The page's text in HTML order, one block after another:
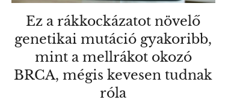
Ez a rákkockázatot növelő
genetikai mutáció gyakoribb,
mint a mellrákot okozó
BRCA, mégis kevesen tudnak
róla